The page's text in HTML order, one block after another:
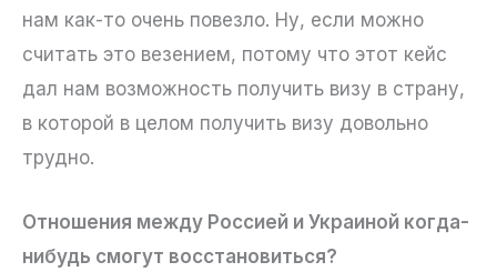
нам как-то очень повезло. Ну, если можно
считать это везением, потому что этот кейс
дал нам возможность получить визу в страну,
в которой в целом получить визу довольно
трудно.
Отношения между Россией и Украиной когда-
нибудь смогут восстановиться?